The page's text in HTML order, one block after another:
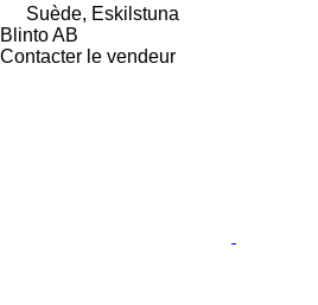
Suède, Eskilstuna
Blinto AB
Contacter le vendeur